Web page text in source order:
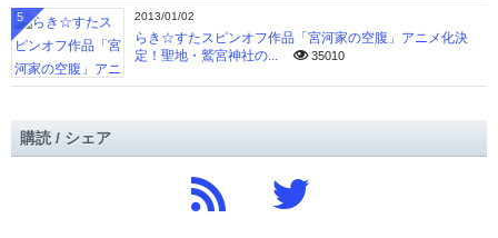
2013/01/02
らき☆すたスピンオフ作品「宮河家の空腹」アニメ化決
定！聖地・鷲宮神社の...
35010
5
購読 / シェア